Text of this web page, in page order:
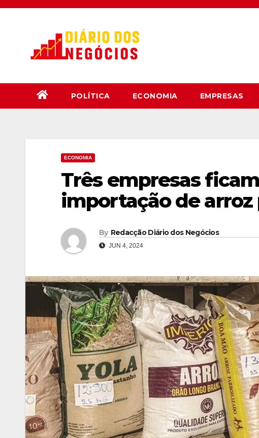
Skip
POLÍTICA ECONOMIA EMPRESAS
ECONOMIA
Três empresas
importação de arroz
By Redacção Diário dos Negócios
JUN 4, 2024